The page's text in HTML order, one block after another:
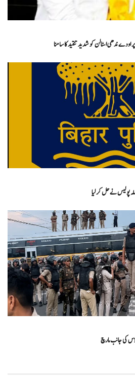
اودے ندھی اسٹالن کو شدید تنقید کا سامنا
پولیس نے حل کر لیا
کی جانب مارچ